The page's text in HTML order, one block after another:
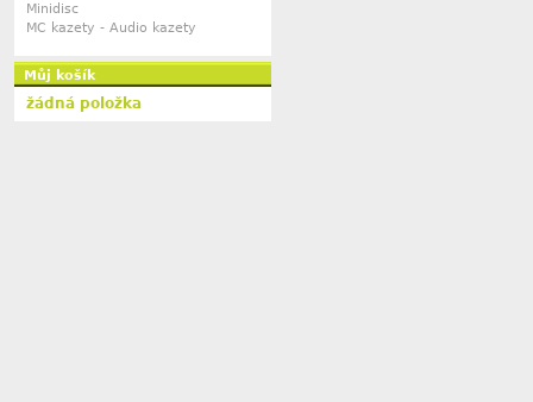
Minidisc
MC kazety - Audio kazety
Můj košík
žádná položka